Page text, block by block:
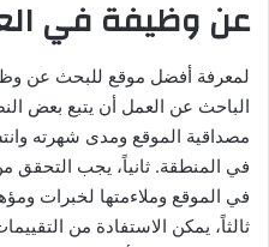
عن وظيفة في
لمعرفة أفضل موقع للبحث عن
الباحث عن العمل أن يتبع بعض
مصداقية الموقع ومدى شهرته
في المنطقة. ثانياً، يجب التحقق
في الموقع وملاءمتها لخبرات
ثالثاً، يمكن الاستفادة من